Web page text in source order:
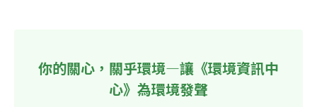
你的關心，關乎環境—讓《環境資訊中
心》為環境發聲